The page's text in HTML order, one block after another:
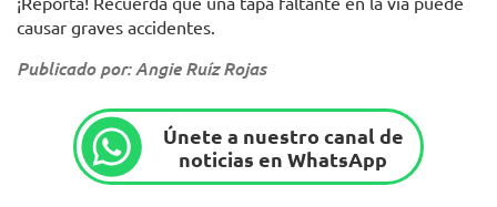
causar graves accidentes.
Publicado por: Angie Ruíz Rojas
Únete a nuestro canal de
noticias en WhatsApp